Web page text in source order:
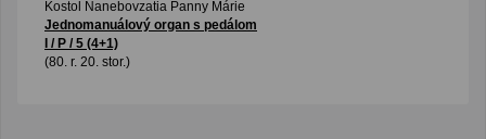
Kostol Nanebovzatia Panny Márie
Jednomanuálový organ s pedálom
I / P / 5 (4+1)
(80. r. 20. stor.)